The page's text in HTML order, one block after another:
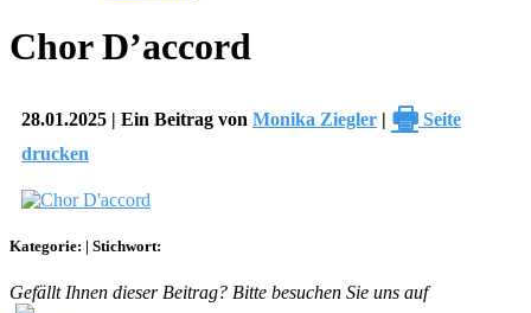
Chor D’accord
28.01.2025 | Ein Beitrag von Monika Ziegler | 🖶 Seite
drucken
Kategorie: | Stichwort:
Gefällt Ihnen dieser Beitrag? Bitte besuchen Sie uns auf